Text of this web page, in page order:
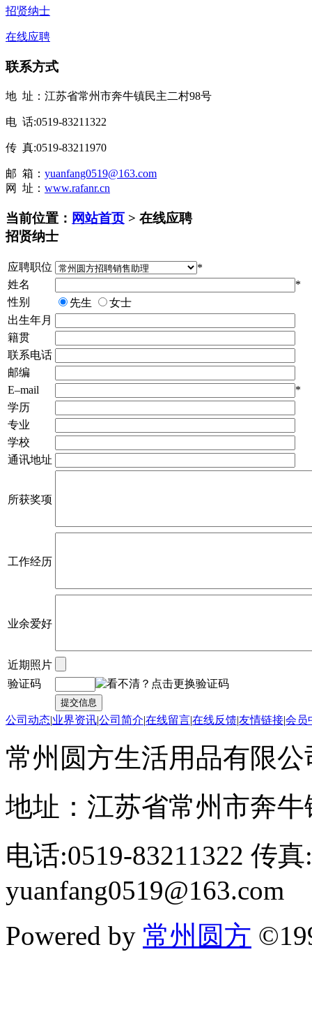
招贤纳士
在线应聘
联系方式
地 址：江苏省常州市奔牛镇民主二村98号
电 话:0519-83211322
传 真:0519-83211970
邮 箱： yuanfang0519@163.com
网 址： www.rafanr.cn
当前位置： 网站首页 > 在线应聘
招贤纳士
应聘职位
*
姓名
*
性别
先生
女士
出生年月
籍贯
联系电话
邮编
E–mail
*
学历
专业
学校
通讯地址
所获奖项
工作经历
业余爱好
近期照片
验证码
公司动态|业界资讯|公司简介|在线留言|在线反馈|友情链接|会员
常州圆方生活用品有限
地址：江苏省常州市奔
电话:0519-83211322 传
yuanfang0519@163.com
Powered by 常州圆方